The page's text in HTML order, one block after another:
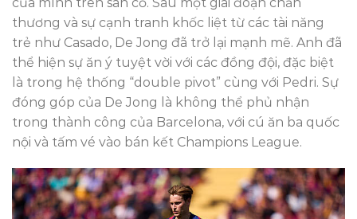
thương và sự cạnh tranh khốc liệt từ các tài năng
trẻ như Casado, De Jong đã trở lại mạnh mẽ. Anh đã
thể hiện sự ăn ý tuyệt vời với các đồng đội, đặc biệt
là trong hệ thống “double pivot” cùng với Pedri. Sự
đóng góp của De Jong là không thể phủ nhận
trong thành công của Barcelona, với cú ăn ba quốc
nội và tấm vé vào bán kết Champions League.